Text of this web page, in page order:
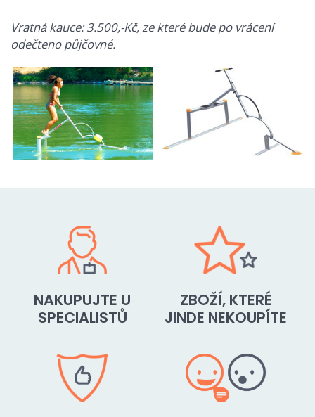
Vratná kauce: 3.500,-Kč, ze které bude po vrácení
odečteno půjčovné.
NAKUPUJTE U
SPECIALISTŮ
ZBOŽÍ, KTERÉ
JINDE NEKOUPÍTE